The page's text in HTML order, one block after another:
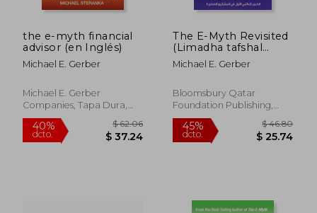
the e-myth financial
advisor (en Inglés)
Michael E. Gerber
Michael E. Gerber
Companies, Tapa Dura,
Nuevo
The E-Myth Revisited
(Limadha tafshal
mu'dham al-sharikat
al-saghira?): Why
Businesses
Don'tWork and What
Edition)
Michael E. Gerber
Bloomsbury Qatar
Foundation Publishing,
Tapa Blanda, Nuevo